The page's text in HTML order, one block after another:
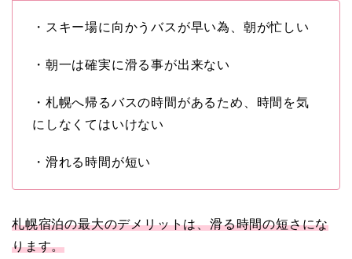
・スキー場に向かうバスが早い為、朝が忙しい
・朝一は確実に滑る事が出来ない
・札幌へ帰るバスの時間があるため、時間を気
にしなくてはいけない
・滑れる時間が短い
札幌宿泊の最大のデメリットは、滑る時間の短さにな
ります。